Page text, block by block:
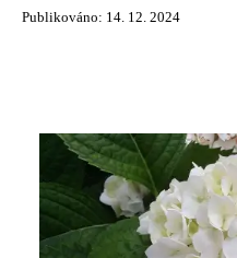
Publikováno: 14. 12. 2024